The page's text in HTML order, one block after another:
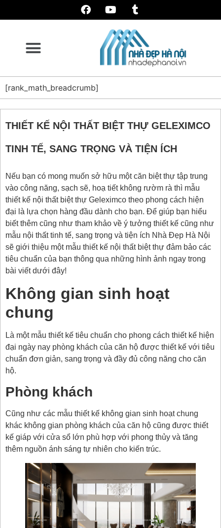
[rank_math_breadcrumb]
THIẾT KẾ NỘI THẤT BIỆT THỰ GELEXIMCO
TINH TẾ, SANG TRỌNG VÀ TIỆN ÍCH
Nếu bạn có mong muốn sở hữu một căn biệt thự tập trung
vào công năng, sạch sẽ, hoạ tiết không rườm rà thì mẫu
thiết kế nội thất biệt thự Geleximco theo phong cách hiện
đại là lựa chọn hàng đầu dành cho bạn. Để giúp bạn hiểu
biết thêm cũng như tham khảo về ý tưởng thiết kế cũng như
mẫu nội thất tinh tế, sang trọng và tiện ích Nhà Đẹp Hà Nội
sẽ giới thiệu một mẫu thiết kế nội thất biệt thự đảm bảo các
tiêu chuẩn của bạn thông qua những hình ảnh ngay trong
bài viết dưới đây!
Không gian sinh hoạt
chung
Là một mẫu thiết kế tiêu chuẩn cho phong cách thiết kế hiện
đại ngày nay phòng khách của căn hộ được thiết kế với tiêu
chuẩn đơn giản, sang trọng và đầy đủ công năng cho căn
hộ.
Phòng khách
Cũng như các mẫu thiết kế không gian sinh hoạt chung
khác không gian phòng khách của căn hộ cũng được thiết
kế giáp với cửa sổ lớn phù hợp với phong thủy và tăng
thêm nguồn ánh sáng tự nhiên cho kiến trúc.